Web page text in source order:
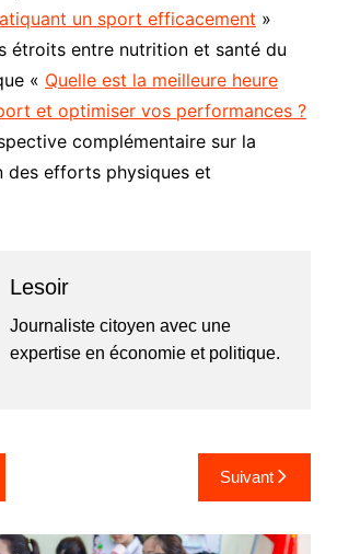
un sport efficacement »
étroits entre nutrition et santé du
« Quelle est la meilleure heure
et optimiser vos performances ?
complémentaire sur la
des efforts physiques et
Lesoir
Journaliste citoyen avec une
expertise en économie et politique.
Suivant